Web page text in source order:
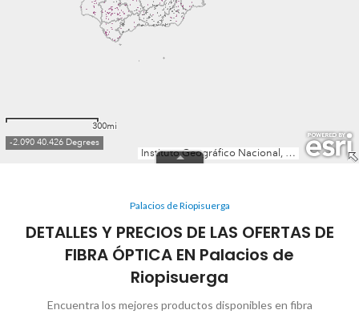
Palacios de Riopisuerga
DETALLES Y PRECIOS DE LAS OFERTAS DE
FIBRA ÓPTICA EN Palacios de
Riopisuerga
Encuentra los mejores productos disponibles en fibra